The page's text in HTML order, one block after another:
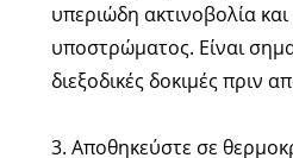
υπεριώδη ακτινοβολία
υποστρώματος. Είναι
διεξοδικές δοκιμές πριν
3. Αποθηκεύστε σε